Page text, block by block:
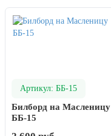
Артикул: ББ-15
Билборд на Масленицу
ББ-15